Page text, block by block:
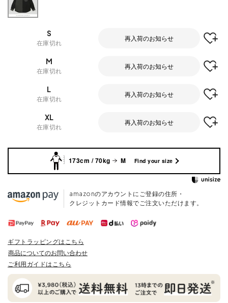
S
在庫切れ
再入荷のお知らせ
M
在庫切れ
再入荷のお知らせ
L
在庫切れ
再入荷のお知らせ
XL
在庫切れ
再入荷のお知らせ
173cm / 70kg M Find your size
amazonのアカウントにご登録の住所・
クレジットカード情報でご注文いただけます。
ギフトラッピングはこちら
商品についてのお問い合わせ
ご利用ガイドはこちら